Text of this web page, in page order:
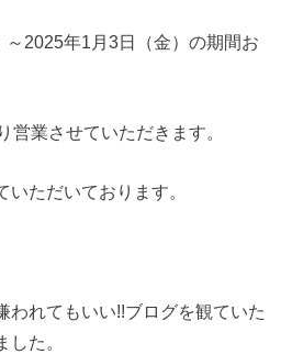
2025年1月3日（金）の期間お
営業させていただきます。
いただいております。
われてもいい!!ブログを観ていた
た。